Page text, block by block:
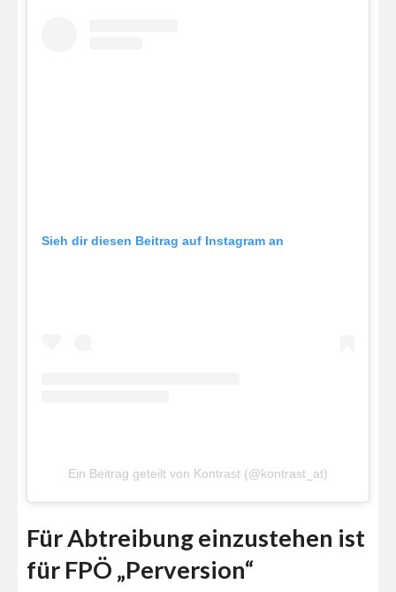
Sieh dir diesen Beitrag auf Instagram an
Ein Beitrag geteilt von Kontrast (@kontrast_at)
Für Abtreibung einzustehen ist
für FPÖ „Perversion“